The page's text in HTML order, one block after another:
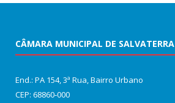
CÂMARA MUNICIPAL DE SALVATERRA
End.: PA 154, 3ª Rua, Bairro Urbano
CEP: 68860‑000